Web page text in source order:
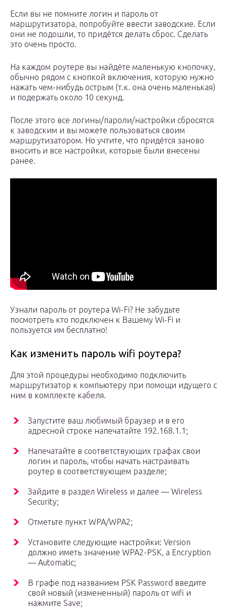
Если вы не помните логин и пароль от
маршрутизатора, попробуйте ввести заводские. Если
они не подошли, то придётся делать сброс. Сделать
это очень просто.
На каждом роутере вы найдёте маленькую кнопочку,
обычно рядом с кнопкой включения, которую нужно
нажать чем-нибудь острым (т.к. она очень маленькая)
и подержать около 10 секунд.
После этого все логины/пароли/настройки сбросятся
к заводским и вы можете пользоваться своим
маршрутизатором. Но учтите, что придётся заново
вносить и все настройки, которые были внесены
ранее.
Узнали пароль от роутера Wi-Fi? Не забудьте
посмотреть кто подключен к Вашему Wi-Fi и
пользуется им бесплатно!
Как изменить пароль wifi роутера?
Для этой процедуры необходимо подключить
маршрутизатор к компьютеру при помощи идущего с
ним в комплекте кабеля.
Запустите ваш любимый браузер и в его
адресной строке напечатайте 192.168.1.1;
Напечатайте в соответствующих графах свои
логин и пароль, чтобы начать настраивать
роутер в соответствующем разделе;
Зайдите в раздел Wireless и далее — Wireless
Security;
Отметьте пункт WPA/WPA2;
Установите следующие настройки: Version
должно иметь значение WPA2-PSK, а Encryption
— Automatic;
В графе под названием PSK Password введите
свой новый (измененный) пароль от wifi и
нажмите Save;